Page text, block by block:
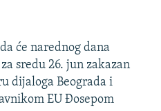
će narednog dana
sredu 26. jun zakazan
dijaloga Beograda i
EU Đosepom